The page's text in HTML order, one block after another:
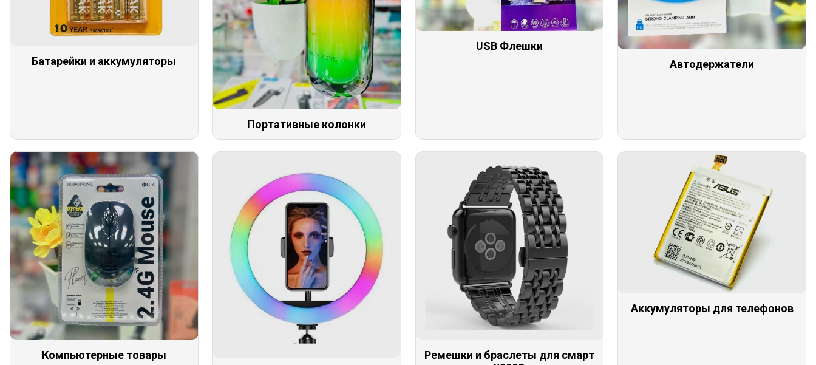
Батарейки и аккумуляторы
Портативные колонки
USB Флешки
Автодержатели
Компьютерные товары
Ремешки и браслеты для смарт
Аккумуляторы для телефонов